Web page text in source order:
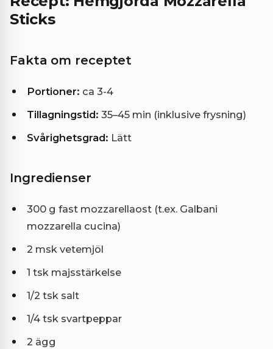
Sticks
Fakta om receptet
Portioner: ca 3-4
Tillagningstid: 35–45 min (inklusive frysning)
Svårighetsgrad: Lätt
Ingredienser
300 g fast mozzarellaost (t.ex. Galbani
mozzarella cucina)
2 msk vetemjöl
1 tsk majsstärkelse
1/2 tsk salt
1/4 tsk svartpeppar
2 ägg